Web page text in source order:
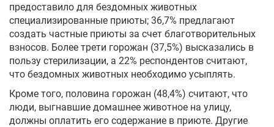
предоставило для бездомных животных
специализированные приюты; 36,7% предлагают
создать частные приюты за счет благотворительных
взносов. Более трети горожан (37,5%) высказались в
пользу стерилизации, а 22% респондентов считают,
что бездомных животных необходимо усыплять.
Кроме того, половина горожан (48,4%) считают, что
люди, выгнавшие домашнее животное на улицу,
должны оплатить его содержание в приюте. Другие